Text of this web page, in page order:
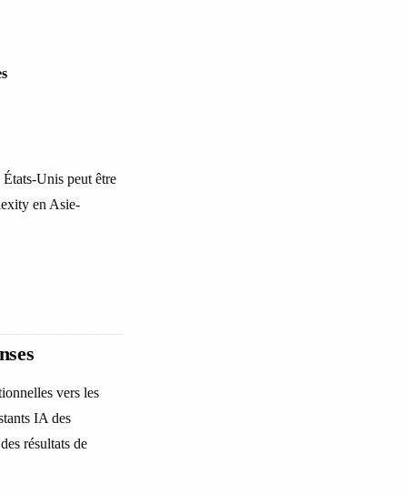
Unis peut être
en Asie-
vers les
IA des
résultats de